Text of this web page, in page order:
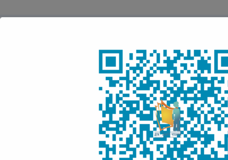
Детская Точка Кипения
IT Park Yakutsk, проспект Ленина, д. 1, 3 этаж
с 10:00 до 18:00 ч.
с 10:00 до 17:00 ч.
выходные дни
Последний день месяца
– санитарный день